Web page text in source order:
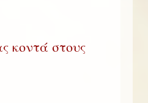
κοντά στους